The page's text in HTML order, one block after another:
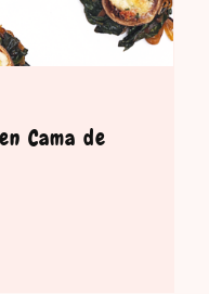
Cama de